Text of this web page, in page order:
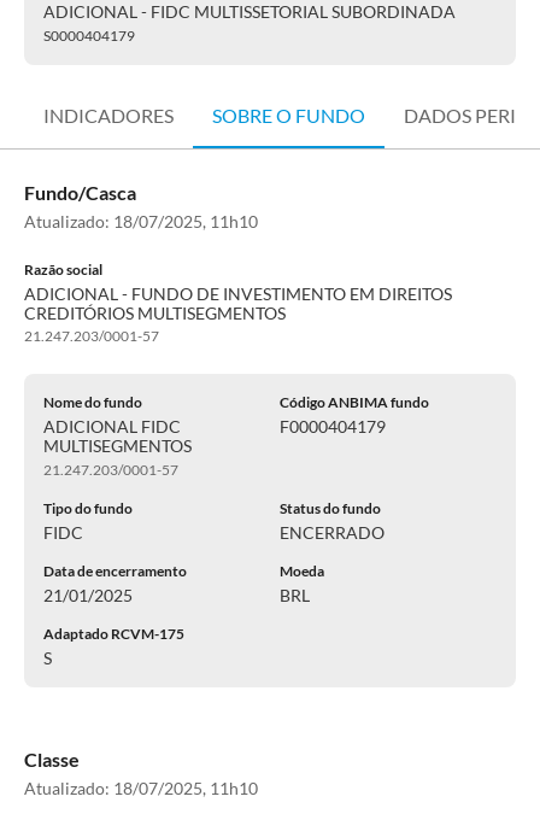
ADICIONAL - FIDC MULTISSETORIAL SUBORDINADA
S0000404179
INDICADORES SOBRE O FUNDO DADOS
Fundo/Casca
Atualizado: 18/07/2025, 11h10
Razão social
ADICIONAL - FUNDO DE INVESTIMENTO EM DIREITOS
CREDITÓRIOS MULTISEGMENTOS
21.247.203/0001-57
Nome do fundo
ADICIONAL FIDC
MULTISEGMENTOS
21.247.203/0001-57
Código ANBIMA fundo
F0000404179
Tipo do fundo
FIDC
Status do fundo
ENCERRADO
Data de encerramento
21/01/2025
Moeda
BRL
Adaptado RCVM-175
S
Classe
Atualizado: 18/07/2025, 11h10